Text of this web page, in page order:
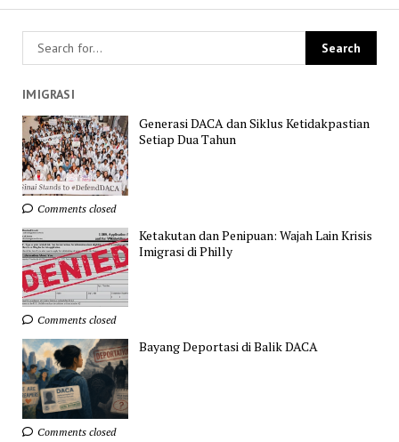
IMIGRASI
Generasi DACA dan Siklus Ketidakpastian
Setiap Dua Tahun
Comments closed
Ketakutan dan Penipuan: Wajah Lain Krisis
Imigrasi di Philly
Comments closed
Bayang Deportasi di Balik DACA
Comments closed